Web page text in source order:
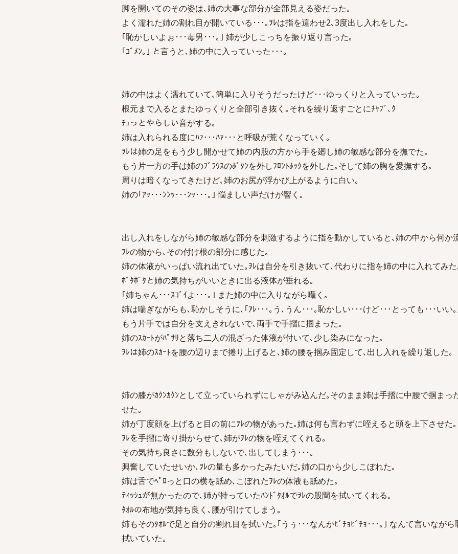
脚を開いてのその姿は､姉の大事な部分が全部見える姿だった｡
よく濡れた姉の割れ目が開いている･･･｡ｦﾚは指を這わせ2､3度出し入れをした｡
｢恥かしいよぉ･･･毒男･･･｡｣ 姉が少しこっちを振り返り言った｡
｢ｺﾞﾒﾝ｡｣ と言うと､姉の中に入っていった･･･｡
姉の中はよく濡れていて､簡単に入りそうだったけど･･･ゆっくりと入っていった｡
根元まで入るとまたゆっくりと全部引き抜く｡それを繰り返すごとにﾁｬﾌﾟ､ｸ
ﾁｭっとやらしい音がする｡
姉は入れられる度にﾊｧ･･･ﾊｧ･･･と呼吸が荒くなっていく｡
ｦﾚは姉の足をもう少し開かせて姉の内股の方から手を廻し姉の敏感な部分を撫でた｡
もう片一方の手は姉のﾌﾞﾗｳｽのﾎﾞﾀﾝを外しﾌﾛﾝﾄﾎｯｸを外した｡そして姉の胸を愛撫する｡
周りは暗くなってきたけど､姉のお尻が浮かび上がるように白い｡
姉の｢ｱｯ･･･ﾝﾝｯ･･･ﾝｯ･･･｡｣ 悩ましい声だけが響く｡
出し入れをしながら姉の敏感な部分を刺激するように指を動かしていると､姉の中から何か
ｦﾚの物から､その付け根の部分に感じた｡
姉の体液がいっぱい流れ出ていた｡ｦﾚは自分を引き抜いて､代わりに指を姉の中に入れてみた
ﾎﾟﾀﾎﾟﾀと姉の気持ちがいいときに出る液体が垂れる｡
｢姉ちゃん･･･ｽｺﾞｲよ･･･｡｣ また姉の中に入りながら囁く｡
姉は喘ぎながらも､恥かしそうに､｢ｱﾚ･･･｡う､うん･･･｡恥かしい･･･けど･･･とっても･･･いい｡
もう片手では自分を支えきれないで､両手で手摺に掴まった｡
姉のｽｶｰﾄがﾊﾟｻﾘと落ち二人の混ざった体液が付いて､少し染みになった｡
ｦﾚは姉のｽｶｰﾄを腰の辺りまで捲り上げると､姉の腰を掴み固定して､出し入れを繰り返した｡
姉の膝がｶｸﾝｶｸﾝとして立っていられずにしゃがみ込んだ｡そのまま姉は手摺に中腰で掴まっ
せた｡
姉が丁度顔を上げると目の前にｦﾚの物があった｡姉は何も言わずに咥えると頭を上下させた｡
ｦﾚを手摺に寄り掛からせて､姉がｦﾚの物を咥えてくれる｡
その気持ち良さに数分もしないで､出してしまう･･･｡
興奮していたせいか､ｦﾚの量も多かったみたいだ｡姉の口から少しこぼれた｡
姉は舌でﾍﾟﾛっと口の横を舐め､こぼれたｦﾚの体液も舐めた｡
ﾃｨｯｼｭが無かったので､姉が持っていたﾊﾝﾄﾞﾀｵﾙでｦﾚの股間を拭いてくれる｡
ﾀｵﾙの布地が気持ち良く､腰が引けてしまう｡
姉もそのﾀｵﾙで足と自分の割れ目を拭いた｡｢うぅ･･･なんかﾋﾞﾁｮﾋﾞﾁｮ･･･｡｣ なんて言いなが
拭いていた｡